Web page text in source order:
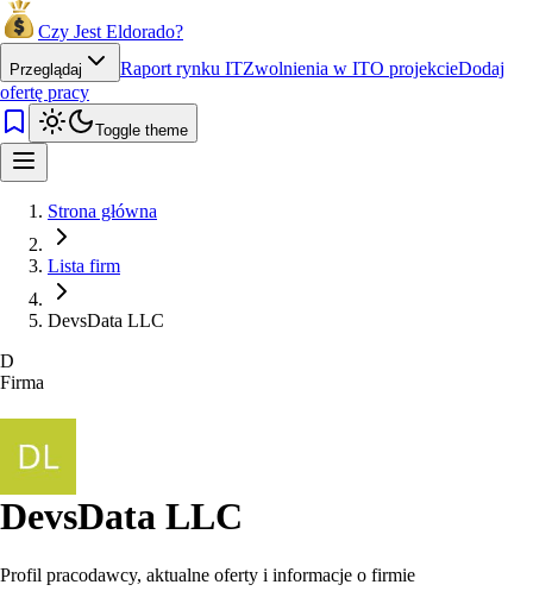
Czy Jest Eldorado?
Przeglądaj Raport rynku ITZwolnienia w ITO projekcieDodaj
ofertę pracy
Toggle theme
Strona główna
Lista firm
DevsData LLC
D
Firma
DevsData LLC
Profil pracodawcy, aktualne oferty i informacje o firmie